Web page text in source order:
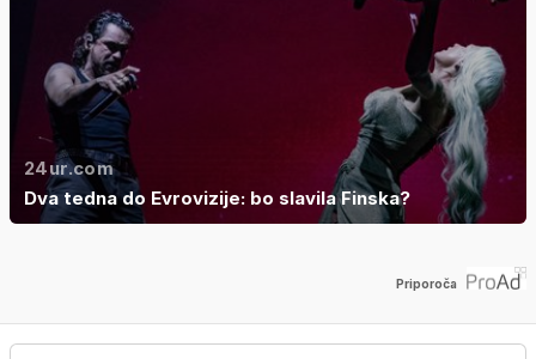
24ur.com
Dva tedna do Evrovizije: bo slavila Finska?
Priporoča